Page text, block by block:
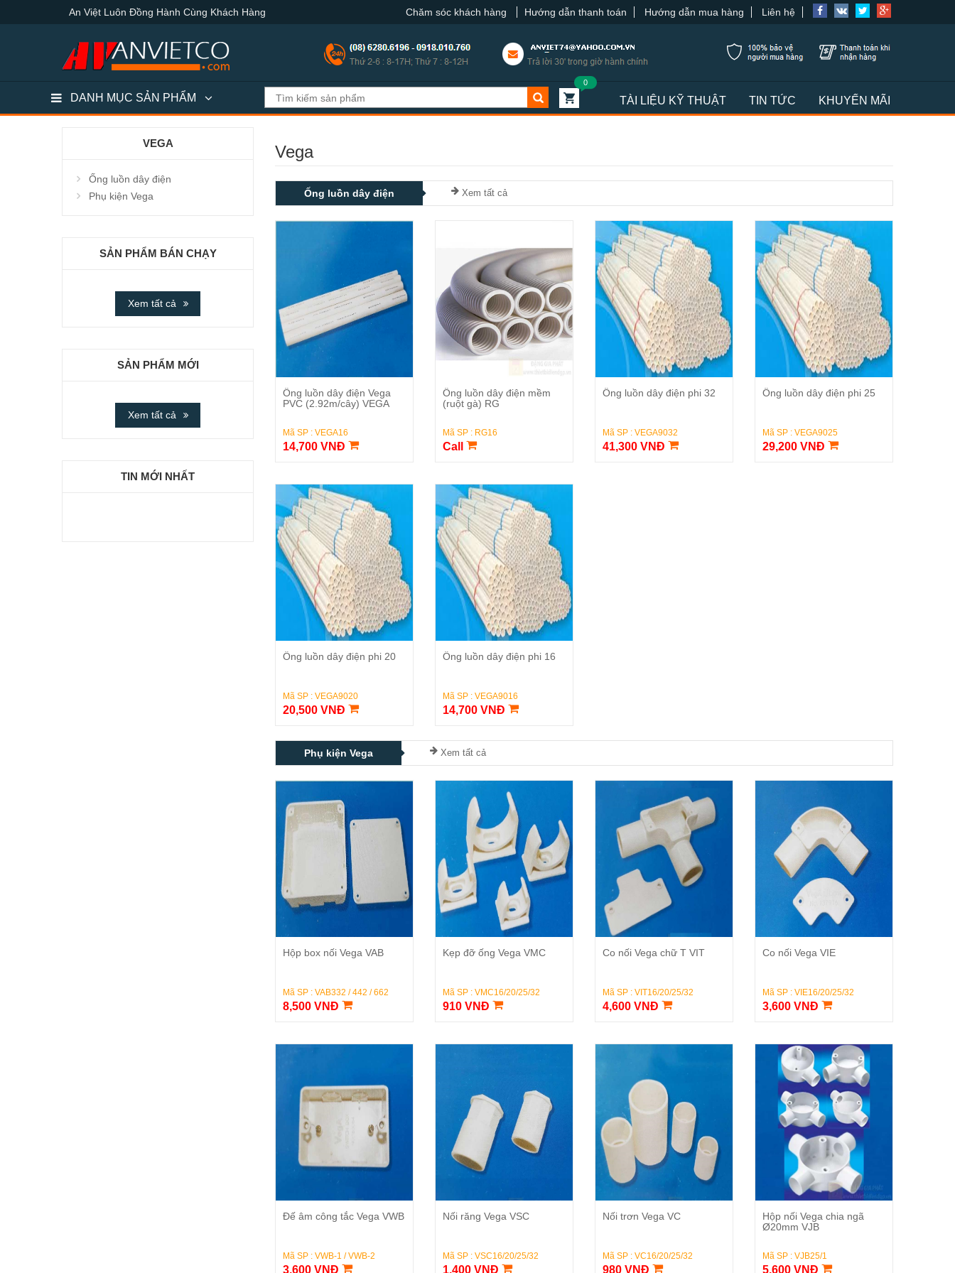
An Việt Luôn Đồng Hành Cùng Khách Hàng Chăm sóc khách hàng Hướng dẫn thanh toán Hướng dẫn mua hàng Liên hệ
DANH MỤC SẢN PHẨM
0
TÀI LIỆU KỸ THUẬT TIN TỨC KHUYẾN MÃI
VEGA
Ống luồn dây điện
Phụ kiện Vega
SẢN PHẨM BÁN CHẠY
Xem tất cả
SẢN PHẨM MỚI
Xem tất cả
TIN MỚI NHẤT
Vega
Ống luồn dây điện Xem tất cả
Đặt Hàng
Ống luồn dây điện Vega
PVC (2.92m/cây) VEGA
Mã SP : VEGA16
14,700 VNĐ
Đặt Hàng
Ống luồn dây điện mềm
(ruột gà) RG
Mã SP : RG16
Call
Đặt Hàng
Ống luồn dây điện phi 32
Mã SP : VEGA9032
41,300 VNĐ
Đặt Hàng
Ống luồn dây điện phi 25
Mã SP : VEGA9025
29,200 VNĐ
Đặt Hàng
Ống luồn dây điện phi 20
Mã SP : VEGA9020
20,500 VNĐ
Đặt Hàng
Ống luồn dây điện phi 16
Mã SP : VEGA9016
14,700 VNĐ
Phụ kiện Vega Xem tất cả
Đặt Hàng
Hộp box nối Vega VAB
Mã SP : VAB332 / 442 / 662
8,500 VNĐ
Đặt Hàng
Kẹp đỡ ống Vega VMC
Mã SP : VMC16/20/25/32
910 VNĐ
Đặt Hàng
Co nối Vega chữ T VIT
Mã SP : VIT16/20/25/32
4,600 VNĐ
Đặt Hàng
Co nối Vega VIE
Mã SP : VIE16/20/25/32
3,600 VNĐ
Đặt Hàng
Đế âm công tắc Vega VWB
Mã SP : VWB-1 / VWB-2
3,600 VNĐ
Đặt Hàng
Nối răng Vega VSC
Mã SP : VSC16/20/25/32
1,400 VNĐ
Đặt Hàng
Nối trơn Vega VC
Mã SP : VC16/20/25/32
980 VNĐ
Đặt Hàng
Hộp nối Vega chia ngã
Ø20mm VJB
Mã SP : VJB25/1
5,600 VNĐ